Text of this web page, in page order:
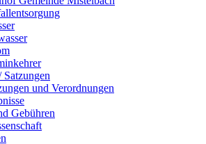
Satzungen
und Verordnungen
Gebühren